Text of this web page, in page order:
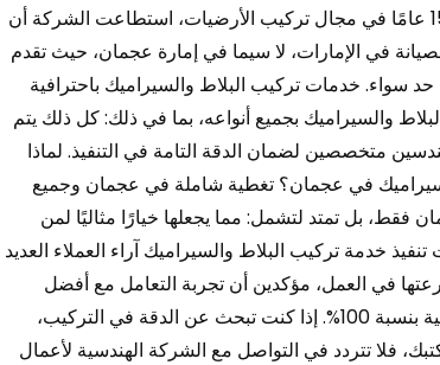
الصيانة العامة تعتبر الخيار المثالي لك. بخبرة تتجاوز 15 عامًا في مجال تركيب الأرضيات، استطاعت الشركة أن
في الإمارات، لا سيما في إمارة عجمان، حيث تقدم
سواء. خدمات تركيب البلاط والسيراميك باحترافية
والسيراميك بجميع أنواعه، بما في ذلك: كل ذلك يتم
متخصصين لضمان الدقة التامة في التنفيذ. لماذا
في عجمان؟ تغطية شاملة في عجمان وجميع
فقط، بل تمتد لتشمل: مما يجعلها خيارًا مثاليًا لمن
خدمة تركيب البلاط والسيراميك آراء العملاء العديد
في العمل، مؤكدين أن تجربة التعامل مع أفضل
شركة تركيب بلاط وسيراميك في عجمان كانت مرضية بنسبة 100%. إذا كنت تبحث عن الدقة في التركيب،
فلا تتردد في التواصل مع الشركة الهندسية لأعمال